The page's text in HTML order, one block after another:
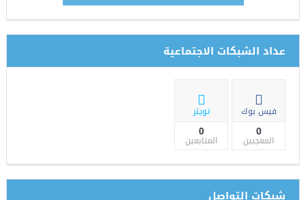
10)
عداد الشبكات الاجتماعية
فيس بوك
0
المعجبين
تويتر
0
المتابعين
شبكات التواصل